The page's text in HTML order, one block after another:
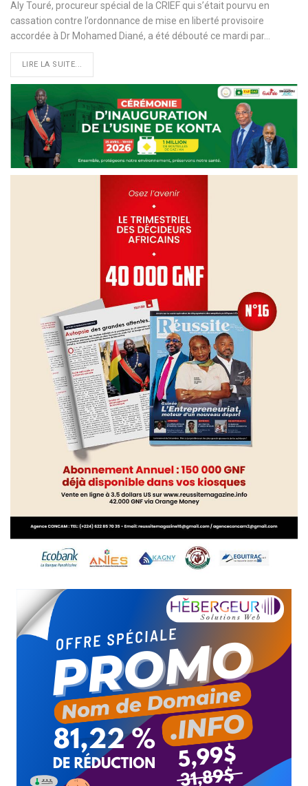
Aly Touré, procureur spécial de la CRIEF qui s’était pourvu en
cassation contre l’ordonnance de mise en liberté provisoire
accordée à Dr Mohamed Diané, a été débouté ce mardi par…
LIRE LA SUITE...